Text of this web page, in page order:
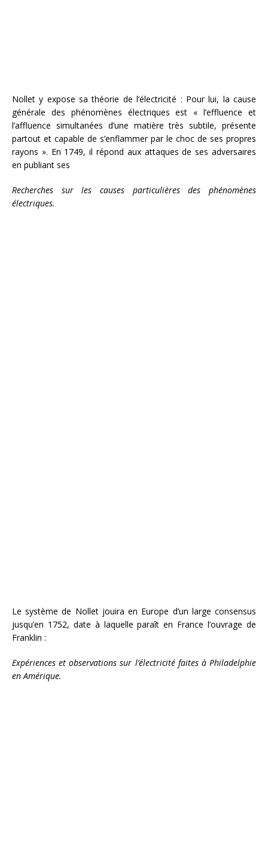
Nollet y expose sa théorie de l’électricité : Pour lui, la cause
générale des phénomènes électriques est « l’effluence et
l’affluence simultanées d’une matière très subtile, présente
partout et capable de s’enflammer par le choc de ses propres
rayons ». En 1749, il répond aux attaques de ses adversaires
en publiant ses
Recherches sur les causes particulières des phénomènes
électriques.
Le système de Nollet jouira en Europe d’un large consensus
jusqu’en 1752, date à laquelle paraît en France l’ouvrage de
Franklin :
Expériences et observations sur l’électricité faites à Philadelphie
en Amérique.